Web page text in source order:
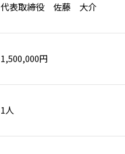
代表取締役 佐藤 大介
1,500,000円
1人